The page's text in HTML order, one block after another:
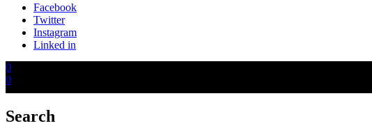
Facebook
Twitter
Instagram
Linked in
0
0
Search